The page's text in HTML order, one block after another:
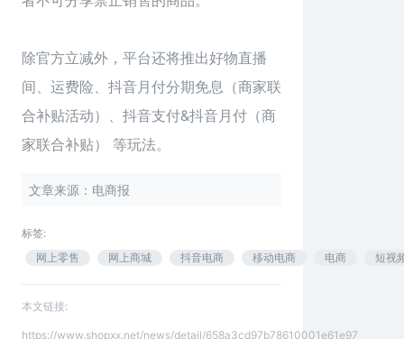
除官方立减外，平台还将推出好物直播
间、运费险、抖音月付分期免息（商家联
合补贴活动）、抖音支付&抖音月付（商
家联合补贴） 等玩法。
文章来源：电商报
标签:
网上零售
网上商城 抖音电商 移动电商 电商 短视
本文链接:
https://www.shopxx.net/news/detail/658a3cd97b78610001e61e97